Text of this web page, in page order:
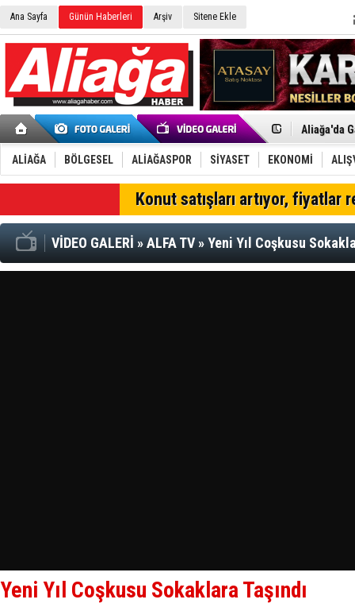
Ana Sayfa Günün Haberleri Arşiv Sitene Ekle
Menemen
Furkan
Chp
AK Parti
SOCAR
Trafiği
Alto,
Aliağa'daki
Dikili'de
ALİAĞA BÖLGESEL ALİAĞASPOR SİYASET EKONOMİ
Konut satışları artıyor, fiyatlar
VİDEO GALERİ »ALFA TV»Yeni Yıl Coşkusu
Yeni Yıl Coşkusu Sokaklara Taşındı